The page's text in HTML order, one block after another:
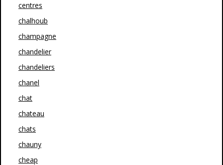
centres
chalhoub
champagne
chandelier
chandeliers
chanel
chat
chateau
chats
chauny
cheap